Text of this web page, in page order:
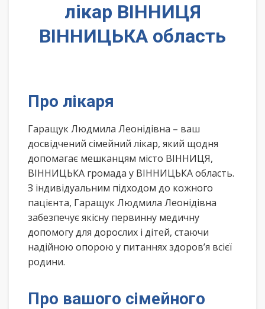
лікар ВІННИЦЯ
ВІННИЦЬКА область
Про лікаря
Гаращук Людмила Леонідівна – ваш
досвідчений сімейний лікар, який щодня
допомагає мешканцям місто ВІННИЦЯ,
ВІННИЦЬКА громада у ВІННИЦЬКА область.
З індивідуальним підходом до кожного
пацієнта, Гаращук Людмила Леонідівна
забезпечує якісну первинну медичну
допомогу для дорослих і дітей, стаючи
надійною опорою у питаннях здоров’я всієї
родини.
Про вашого сімейного